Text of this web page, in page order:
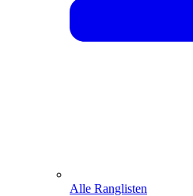
Alle Ranglisten